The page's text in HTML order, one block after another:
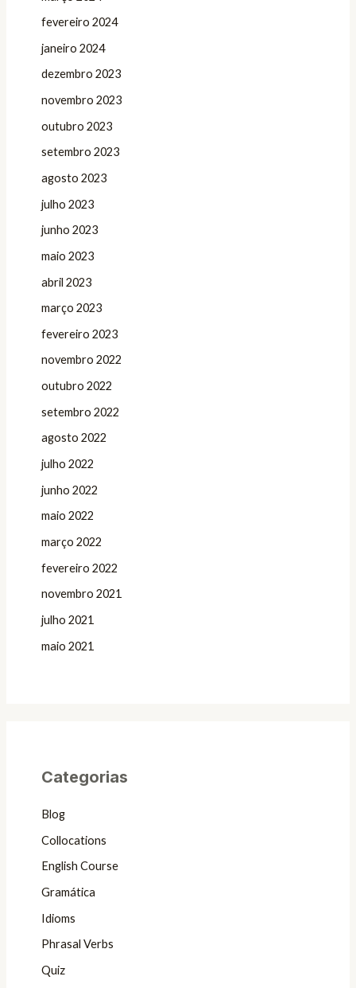
fevereiro 2024
janeiro 2024
dezembro 2023
novembro 2023
outubro 2023
setembro 2023
agosto 2023
julho 2023
junho 2023
maio 2023
abril 2023
março 2023
fevereiro 2023
novembro 2022
outubro 2022
setembro 2022
agosto 2022
julho 2022
junho 2022
maio 2022
março 2022
fevereiro 2022
novembro 2021
julho 2021
maio 2021
Categorias
Blog
Collocations
English Course
Gramática
Idioms
Phrasal Verbs
Quiz